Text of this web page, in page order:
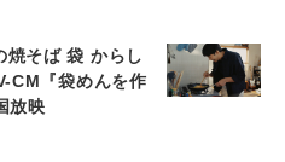
焼そば 袋 からし
CM『袋めんを作
放映